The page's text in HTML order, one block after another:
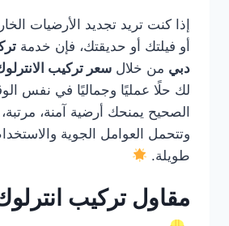
إذا كنت تريد تجديد الأرضيات
أو فيلتك أو حديقتك، فإن خدمة
دبي من خلال سعر تركيب
لك حلًا عمليًا وجماليًا في نفس
الصحيح يمنحك أرضية آمنة،
وتتحمل العوامل الجوية
طويلة.
مقاول تركيب